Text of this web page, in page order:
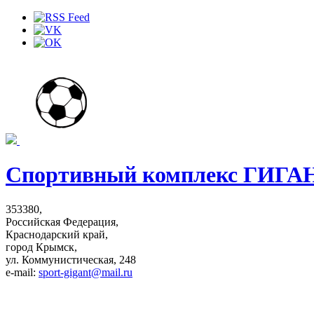
Спортивный комплекс
353380,
Российская Федерация,
Краснодарский край,
город Крымск,
ул. Коммунистическая, 248
e-mail: sport-gigant@mail.ru